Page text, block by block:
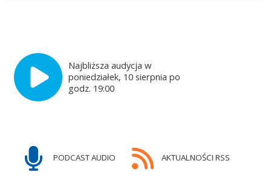
Najbliższa audycja w
poniedziałek, 10 sierpnia po
godz. 19:00
PODCAST AUDIO AKTUALNOŚCI RSS